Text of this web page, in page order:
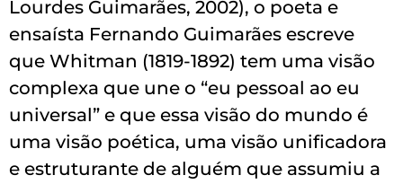
Lourdes Guimarães, 2002), o poeta e
ensaísta Fernando Guimarães escreve
que Whitman (1819-1892) tem uma visão
complexa que une o “eu pessoal ao eu
universal” e que essa visão do mundo é
uma visão poética, uma visão unificadora
e estruturante de alguém que assumiu a